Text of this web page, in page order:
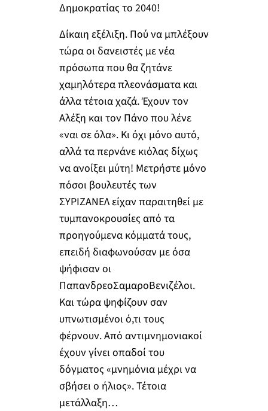
Δημοκρατίας το 2040!
Δίκαιη εξέλιξη. Πού να μπλέξουν
τώρα οι δανειστές με νέα
πρόσωπα που θα ζητάνε
χαμηλότερα πλεονάσματα και
άλλα τέτοια χαζά. Έχουν τον
Αλέξη και τον Πάνο που λένε
«ναι σε όλα». Κι όχι μόνο αυτό,
αλλά τα περνάνε κιόλας δίχως
να ανοίξει μύτη! Μετρήστε μόνο
πόσοι βουλευτές των
ΣΥΡΙΖΑΝΕΛ είχαν παραιτηθεί με
τυμπανοκρουσίες από τα
προηγούμενα κόμματά τους,
επειδή διαφωνούσαν με όσα
ψήφισαν οι
ΠαπανδρεοΣαμαροΒενιζέλοι.
Και τώρα ψηφίζουν σαν
υπνωτισμένοι ό,τι τους
φέρνουν. Από αντιμνημονιακοί
έχουν γίνει οπαδοί του
δόγματος «μνημόνια μέχρι να
σβήσει ο ήλιος». Τέτοια
μετάλλαξη…